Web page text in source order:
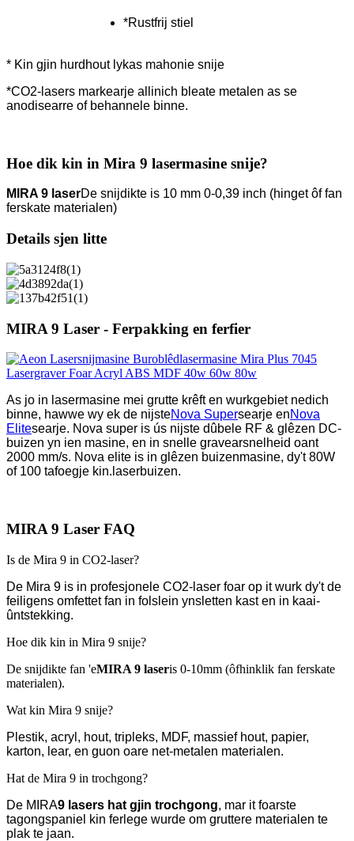
*Rustfrij stiel
* Kin gjin hurdhout lykas mahonie snije
*CO2-lasers markearje allinich bleate metalen as se
anodisearre of behannele binne.
Hoe dik kin in Mira 9 lasermasine snije?
MIRA 9 laserDe snijdikte is 10 mm 0-0,39 inch (hinget ôf fan
ferskate materialen)
Details sjen litte
MIRA 9 Laser - Ferpakking en ferfier
As jo ​​in lasermasine mei grutte krêft en wurkgebiet nedich
binne, hawwe wy ek de nijsteNova Supersearje enNova
Elitesearje. Nova super is ús nijste dûbele RF & glêzen DC-
buizen yn ien masine, en in snelle gravearsnelheid oant
2000 mm/s. Nova elite is in glêzen buizenmasine, dy't 80W
of 100 tafoegje kin. laserbuizen.
MIRA 9 Laser FAQ
Is de Mira 9 in CO2-laser?
De Mira 9 is in profesjonele CO2-laser foar op it wurk dy't de
feiligens omfettet fan in folslein ynsletten kast en in kaai-
ûntstekking.
Hoe dik kin in Mira 9 snije?
De snijdikte fan 'eMIRA 9 laseris 0-10mm (ôfhinklik fan ferskate
materialen).
Wat kin Mira 9 snije?
Plestik, acryl, hout, tripleks, MDF, massief hout, papier,
karton, lear, en guon oare net-metalen materialen.
Hat de Mira 9 in trochgong?
De MIRA9 lasers hat gjin trochgong, mar it foarste
tagongspaniel kin ferlege wurde om gruttere materialen te
plak te jaan.